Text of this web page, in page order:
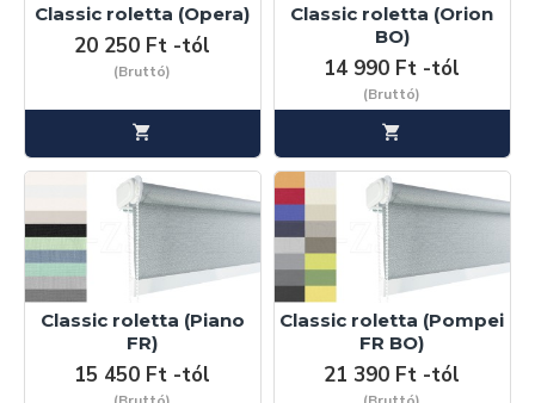
Classic roletta (Opera)
20 250 Ft -tól
(Bruttó)
Classic roletta (Orion
BO)
14 990 Ft -tól
(Bruttó)
Classic roletta (Piano
FR)
15 450 Ft -tól
Classic roletta (Pompei
FR BO)
21 390 Ft -tól